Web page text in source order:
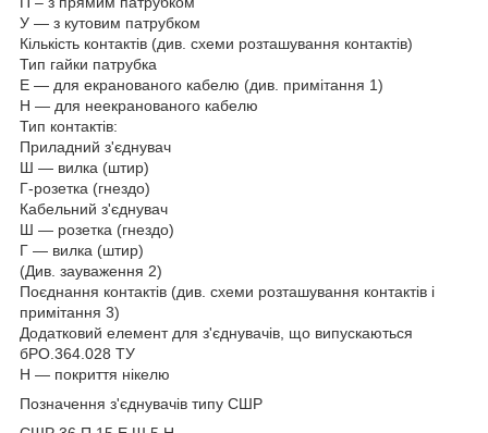
У — з кутовим патрубком
Кількість контактів (див. схеми розташування контактів)
Тип гайки патрубка
Е — для екранованого кабелю (див. примітання 1)
Н — для неекранованого кабелю
Тип контактів:
Приладний з'єднувач
Ш — вилка (штир)
Г-розетка (гнездо)
Кабельний з'єднувач
Ш — розетка (гнездо)
Г — вилка (штир)
(Див. зауваження 2)
Поєднання контактів (див. схеми розташування контактів і
примітання 3)
Додатковий елемент для з'єднувачів, що випускаються
бРО.364.028 ТУ
Н — покриття нікелю
Позначення з'єднувачів типу СШР